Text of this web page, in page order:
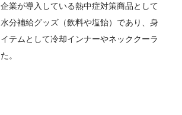
業が導入している熱中症対策商品として
分補給グッズ（飲料や塩飴）であり、身
テムとして冷却インナーやネッククーラ
。